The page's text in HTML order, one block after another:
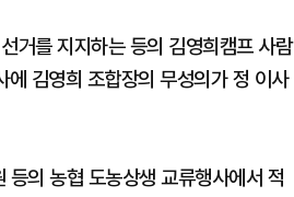
거를 지지하는 등의 김영희캠프 사람
김영희 조합장의 무성의가 정 이사
의 농협 도농상생 교류행사에서 적